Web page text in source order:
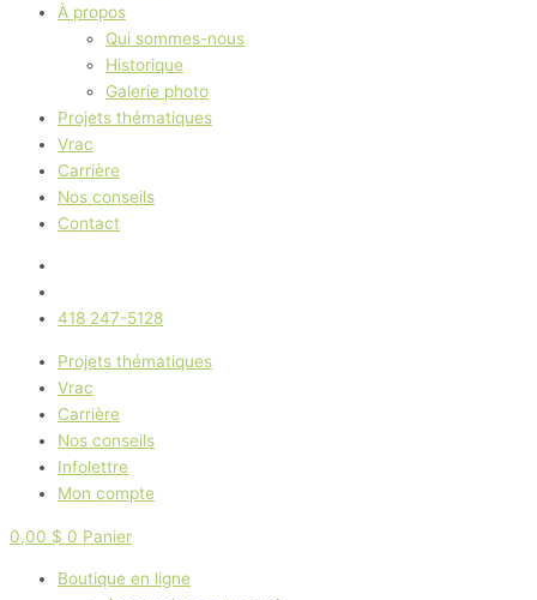
À propos
Qui sommes-nous
Historique
Galerie photo
Projets thématiques
Vrac
Carrière
Nos conseils
Contact
418 247-5128
Projets thématiques
Vrac
Carrière
Nos conseils
Infolettre
Mon compte
0,00 $ 0 Panier
Boutique en ligne